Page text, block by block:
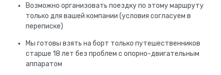
Возможно организовать поездку по этому маршруту
только для вашей компании (условия согласуем в
переписке)
Мы готовы взять на борт только путешественников
старше 18 лет без проблем с опорно-двигательным
аппаратом